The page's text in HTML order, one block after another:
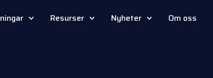
Resurser Nyheter Om oss